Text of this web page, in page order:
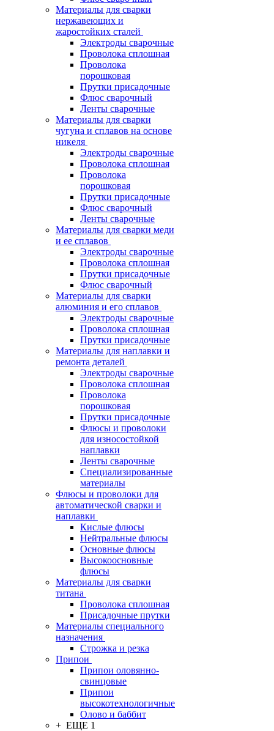
Материалы для сварки
нержавеющих и
жаростойких сталей
Электроды сварочные
Проволока сплошная
Проволока
порошковая
Прутки присадочные
Флюс сварочный
Ленты сварочные
Материалы для сварки
чугуна и сплавов на основе
никеля
Электроды сварочные
Проволока сплошная
Проволока
порошковая
Прутки присадочные
Флюс сварочный
Ленты сварочные
Материалы для сварки меди
и ее сплавов
Электроды сварочные
Проволока сплошная
Прутки присадочные
Флюс сварочный
Материалы для сварки
алюминия и его сплавов
Электроды сварочные
Проволока сплошная
Прутки присадочные
Материалы для наплавки и
ремонта деталей
Электроды сварочные
Проволока сплошная
Проволока
порошковая
Прутки присадочные
Флюсы и проволоки
для износостойкой
наплавки
Ленты сварочные
Специализированные
материалы
Флюсы и проволоки для
автоматической сварки и
наплавки
Кислые флюсы
Нейтральные флюсы
Основные флюсы
Высокоосновные
флюсы
Материалы для сварки
титана
Проволока сплошная
Присадочные прутки
Материалы специального
назначения
Строжка и резка
Припои
Припои оловянно-
свинцовые
Припои
высокотехнологичные
Олово и баббит
+ ЕЩЕ 1